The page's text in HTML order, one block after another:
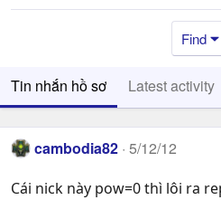
Find
Tin nhắn hồ sơ Latest activity
cambodia82 5/12/12
Cái nick này pow=0 thì lôi ra